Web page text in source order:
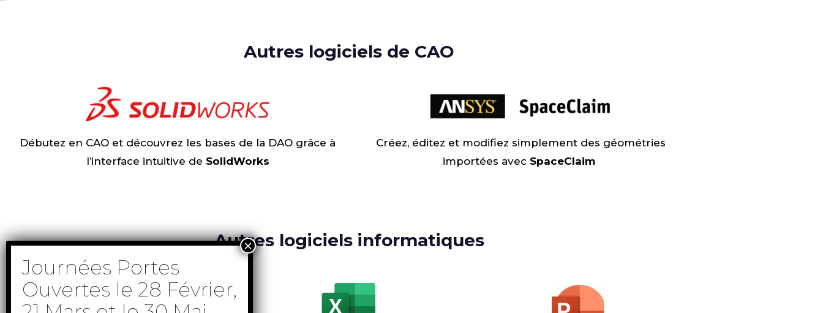
Autres logiciels de CAO
Débutez en CAO et découvrez les bases de la DAO grâce à
l’interface intuitive de SolidWorks
Créez, éditez et modifiez simplement des géométries
importées avec SpaceClaim
Autres logiciels informatiques